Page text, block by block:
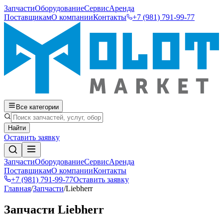
ЗапчастиОборудованиеСервисАренда
ПоставщикамО компанииКонтакты +7 (981) 791-99-77
Все категории
Найти
Оставить заявку
ЗапчастиОборудованиеСервисАренда
ПоставщикамО компанииКонтакты
+7 (981) 791-99-77Оставить заявку
Главная/Запчасти/Liebherr
Запчасти Liebherr